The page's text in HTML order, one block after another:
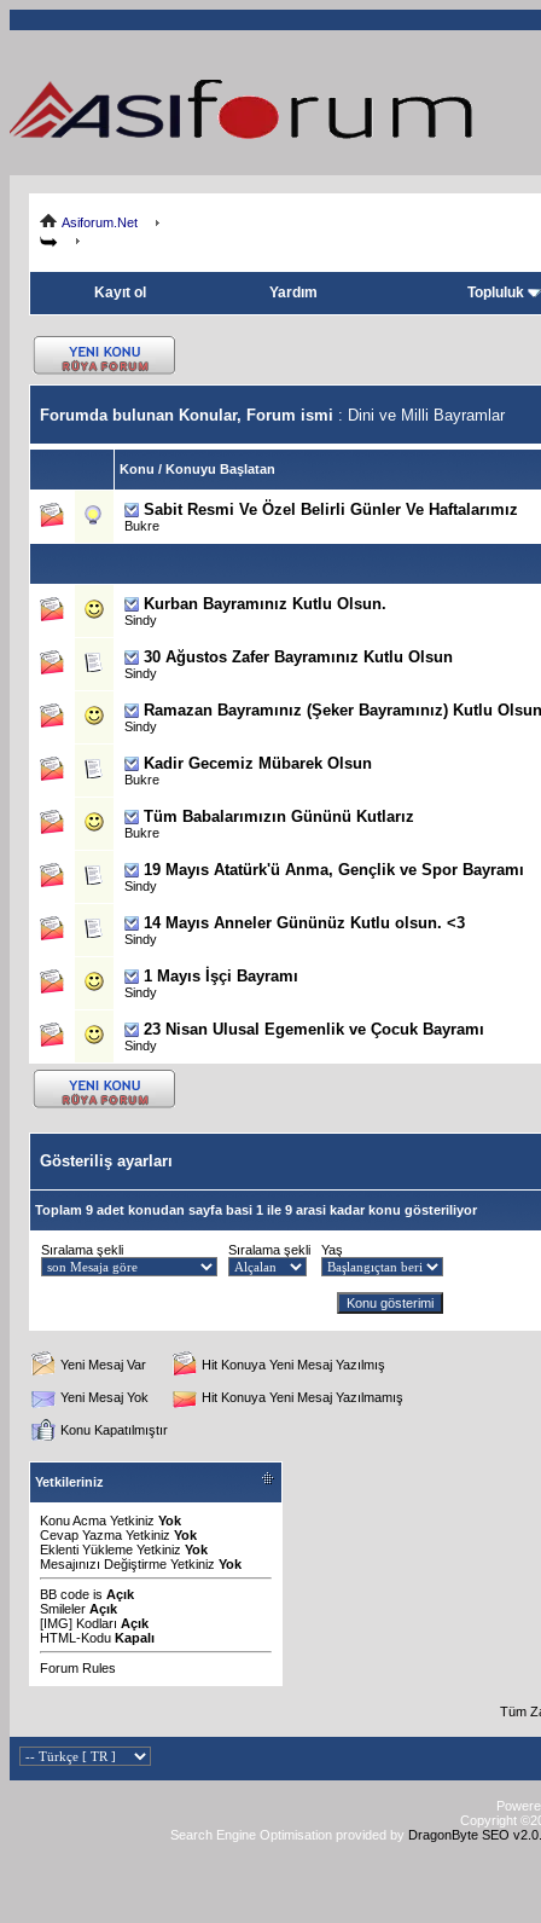
Asiforum.Net
Kayıt ol Yardım Topluluk
Forumda bulunan Konular, Forum ismi : Dini ve Milli Bayramlar
Konu / Konuyu Başlatan
Sabit Resmi Ve Özel Belirli Günler Ve Haftalarımız
Bukre
Kurban Bayramınız Kutlu Olsun.
Sindy
30 Ağustos Zafer Bayramınız Kutlu Olsun
Sindy
Ramazan Bayramınız (Şeker Bayramınız) Kutlu
Sindy
Kadir Gecemiz Mübarek Olsun
Bukre
Tüm Babalarımızın Gününü Kutlarız
Bukre
19 Mayıs Atatürk'ü Anma, Gençlik ve Spor Bayramı
Sindy
14 Mayıs Anneler Gününüz Kutlu olsun. <3
Sindy
1 Mayıs İşçi Bayramı
Sindy
23 Nisan Ulusal Egemenlik ve Çocuk Bayramı
Sindy
Gösteriliş ayarları
Toplam 9 adet konudan sayfa basi 1 ile 9 arasi kadar konu gösteriliyor
Sıralama şekli Sıralama şekli Yaş
Yeni Mesaj Var Hit Konuya Yeni Mesaj Yazılmış
Yeni Mesaj Yok Hit Konuya Yeni Mesaj Yazılmamış
Konu Kapatılmıştır
Yetkileriniz
Konu Acma Yetkiniz Yok
Cevap Yazma Yetkiniz Yok
Eklenti Yükleme Yetkiniz Yok
Mesajınızı Değiştirme Yetkiniz Yok
BB code is Açık
Smileler Açık
[IMG] Kodları Açık
HTML-Kodu Kapalı
Forum Rules
Tüm
Copyright
Search Engine Optimisation provided by DragonByte SEO